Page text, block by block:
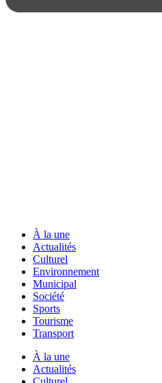
À la une
Actualités
Culturel
Environnement
Municipal
Société
Sports
Tourisme
Transport
À la une
Actualités